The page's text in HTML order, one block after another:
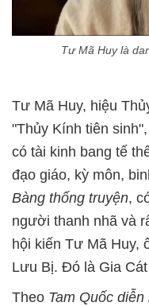
Tư Mã Huy là
Tư Mã Huy, hiệu
"Thủy Kính tiên
có tài kinh bang tế
đạo giáo, kỳ môn,
Bàng thống truyện,
người thanh nhã và
hội kiến Tư Mã Huy,
Lưu Bị. Đó là Gia
Theo Tam Quốc diễn